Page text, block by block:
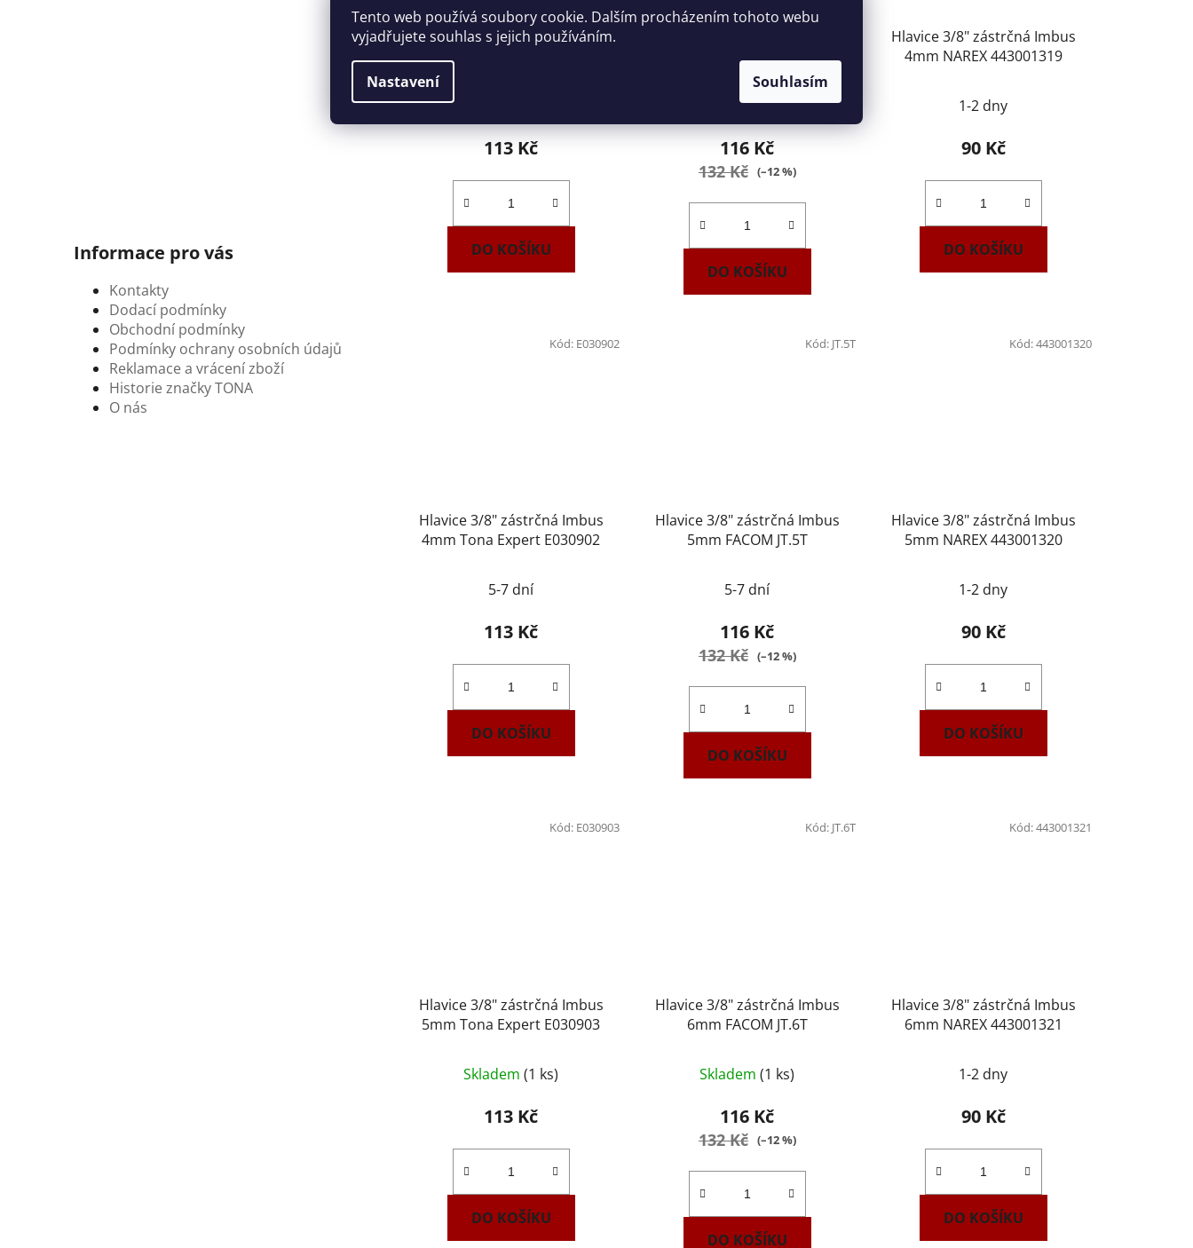
Tento web používá soubory cookie. Dalším procházením tohoto webu
vyjadřujete souhlas s jejich používáním.
Nastavení Souhlasím
Informace pro vás
Kontakty
Dodací podmínky
Obchodní podmínky
Podmínky ochrany osobních údajů
Reklamace a vrácení zboží
Historie značky TONA
O nás
Hlavice 3/8" zástrčná Imbus
3mm Tona Expert E030901
113 Kč
DO KOŠÍKU
4mm FACOM JT.4T
5-7 dní
116 Kč
132 Kč (–12 %)
DO KOŠÍKU
Hlavice 3/8" zástrčná Imbus
4mm NAREX 443001319
1-2 dny
90 Kč
DO KOŠÍKU
Hlavice 3/8" zástrčná Imbus
4mm Tona Expert E030902
5-7 dní
113 Kč
DO KOŠÍKU
Kód: E030902
Hlavice 3/8" zástrčná Imbus
5mm FACOM JT.5T
5-7 dní
116 Kč
132 Kč (–12 %)
DO KOŠÍKU
Kód: JT.5T
Hlavice 3/8" zástrčná Imbus
5mm NAREX 443001320
1-2 dny
90 Kč
DO KOŠÍKU
Kód:443001320
Hlavice 3/8" zástrčná Imbus
5mm Tona Expert E030903
Skladem(1 ks)
113 Kč
DO KOŠÍKU
Kód: E030903
Hlavice 3/8" zástrčná Imbus
6mm FACOM JT.6T
Skladem(1 ks)
116 Kč
132 Kč (–12 %)
DO KOŠÍKU
Kód: JT.6T
Hlavice 3/8" zástrčná Imbus
6mm NAREX 443001321
1-2 dny
90 Kč
DO KOŠÍKU
Kód:443001321